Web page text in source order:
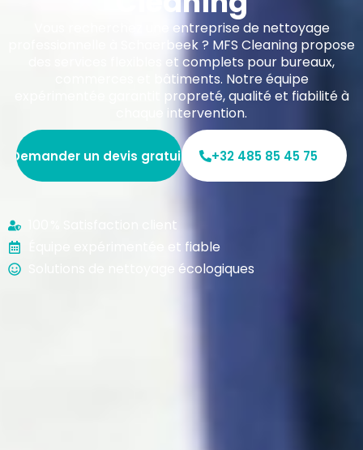
Vous recherchez une entreprise de nettoyage
professionnelle à Schaerbeek ? MFS Cleaning propose
des services flexibles et complets pour bureaux,
commerces et bâtiments. Notre équipe
expérimentée garantit propreté, qualité et fiabilité à
chaque intervention.
Demander un devis gratuit +32 485 85 45 75
100 % Satisfaction client
Équipe expérimentée et fiable
Solutions de nettoyage écologiques